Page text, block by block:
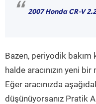
“ 2007 Honda CR-V
Bazen, periyodik bakım
halde aracınızın yeni
Eğer aracınızda
düşünüyorsanız Pratik